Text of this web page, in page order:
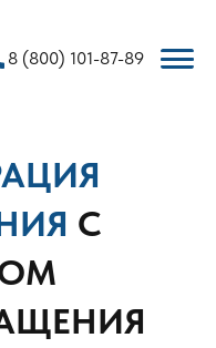
8 (800) 101-87-89
С